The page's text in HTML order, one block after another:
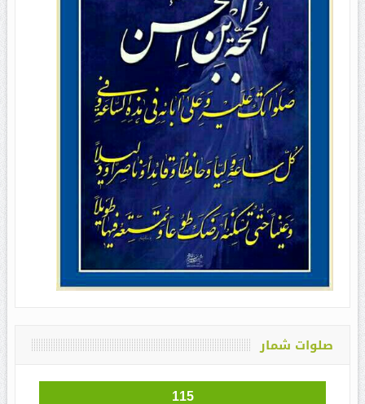
صلوات شمار
115